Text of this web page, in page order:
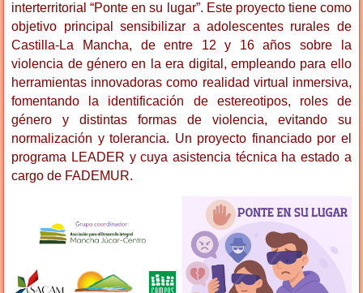
interterritorial “Ponte en su lugar”. Este proyecto tiene como
objetivo principal sensibilizar a adolescentes rurales de
Castilla-La Mancha, de entre 12 y 16 años sobre la
violencia de género en la era digital, empleando para ello
herramientas innovadoras como realidad virtual inmersiva,
fomentando la identificación de estereotipos, roles de
género y distintas formas de violencia, evitando su
normalización y tolerancia. Un proyecto financiado por el
programa LEADER y cuya asistencia técnica ha estado a
cargo de FADEMUR.